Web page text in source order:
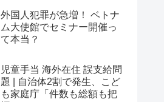
外国人犯罪が急増！ ベトナ
ム大使館でセミナー開催っ
て本当？
児童手当 海外在住 誤支給問
題 | 自治体2割で発生、こど
も家庭庁「件数も総額も把